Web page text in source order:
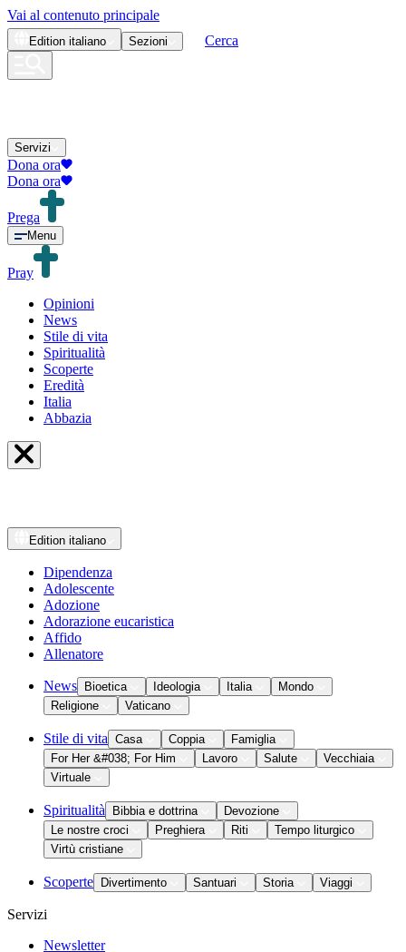
Vai al contenuto principale
Edition italiano Sezioni Cerca
Servizi
Dona ora
Dona ora
Prega
Menu
Pray
Opinioni
News
Stile di vita
Spiritualità
Scoperte
Eredità
Italia
Abbazia
Edition italiano
Dipendenza
Adolescente
Adozione
Adorazione eucaristica
Affido
Allenatore
News Bioetica Ideologia Italia
Mondo
Religione
Vaticano
Stile di vita Casa Coppia
Famiglia
For Her &#038; For Him
Lavoro Salute
Vecchiaia
Virtuale
Spiritualità Bibbia e dottrina
Devozione
Le nostre croci
Preghiera Riti
Tempo liturgico
Virtù cristiane
Scoperte Divertimento Santuari Storia Viaggi
Servizi
Newsletter